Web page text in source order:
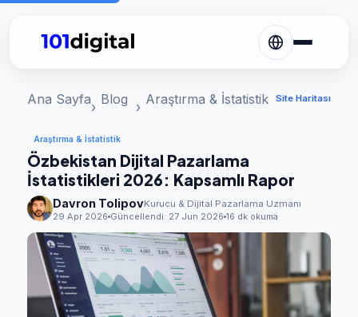
Ana Sayfa Blog Araştırma & İstatistik Site Haritası
Araştırma & İstatistik
Özbekistan Dijital Pazarlama
İstatistikleri 2026: Kapsamlı Rapor
Davron TolipovKurucu & Dijital Pazarlama Uzmanı
29 Apr 2026 Güncellendi: 27 Jun 2026 16 dk okuma